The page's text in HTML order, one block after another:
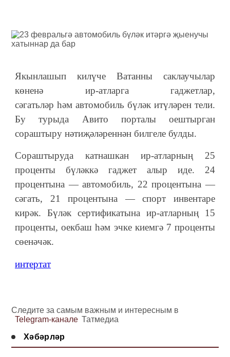
Якынлашып килүче Ватанны саклаучылар
көненә ир-атларга гаджетлар,
сәгатьләр һәм автомобиль бүләк итүләрен тели.
Бу турыда Авито порталы оештырган
сораштыру нәтиҗәләреннән билгеле булды.
Сораштыруда катнашкан ир-атларның 25
проценты бүләккә гаджет алыр иде. 24
процентына — автомобиль, 22 процентына —
сәгать, 21 процентына — спорт инвентаре
кирәк. Бүләк сертификатына ир-атларның 15
проценты, оекбаш һәм эчке киемгә 7 проценты
сөенәчәк.
интертат
Следите за самым важным и интересным в
Telegram-канале Татмедиа
Хәбәрләр